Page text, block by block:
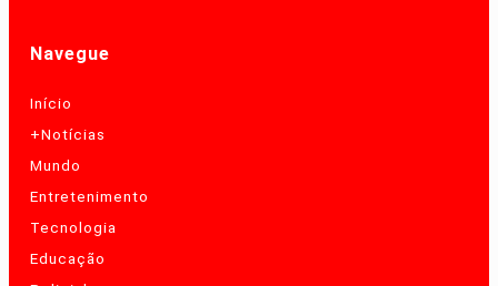
Navegue
Início
+Notícias
Mundo
Entretenimento
Tecnologia
Educação